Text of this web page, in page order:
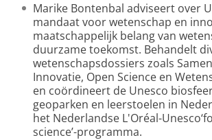
Marike Bontenbal adviseert over
mandaat voor wetenschap en
maatschappelijk belang van
duurzame toekomst. Behandelt
wetenschapsdossiers zoals
Innovatie, Open Science en
en coördineert de Unesco
geoparken en leerstoelen in
het Nederlandse L'Oréal-
science’-programma.